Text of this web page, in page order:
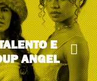
MC THA
CORAÇÃO